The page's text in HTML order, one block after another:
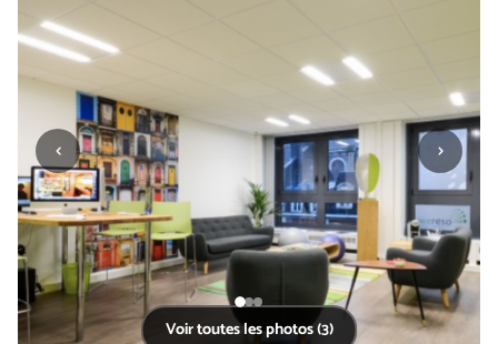
‹ ›
Voir toutes les photos (3)